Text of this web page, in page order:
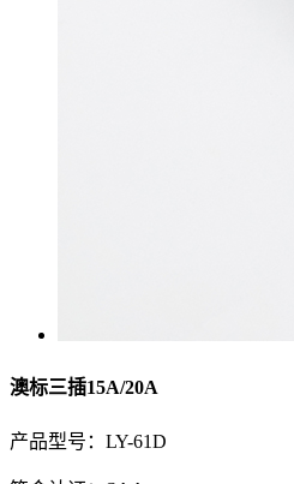
澳标三插15A/20A
产品型号：LY-61D